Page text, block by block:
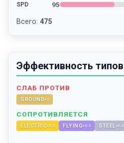
SPD 95
Всего: 475
Эффективность типов
СЛАБ ПРОТИВ
GROUND× 2
СОПРОТИВЛЯЕТСЯ
ELECTRIC×0.5 FLYING×0.5 STEEL ×0.5